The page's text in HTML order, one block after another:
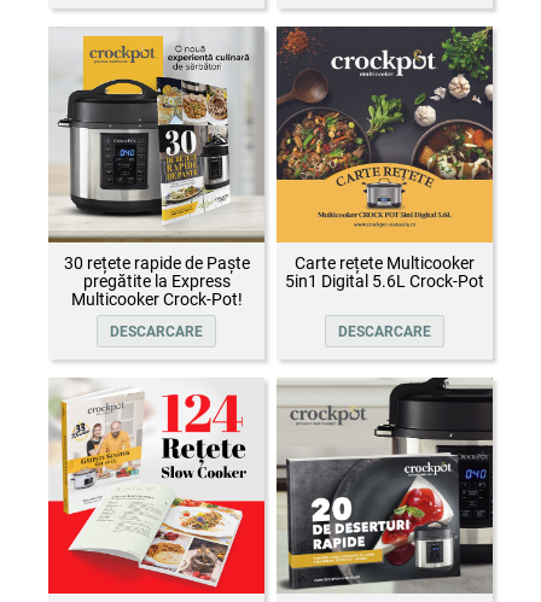
30 rețete rapide de Paște
pregătite la Express
Multicooker Crock-Pot!
DESCARCARE
Carte rețete Multicooker
5in1 Digital 5.6L Crock-Pot
DESCARCARE